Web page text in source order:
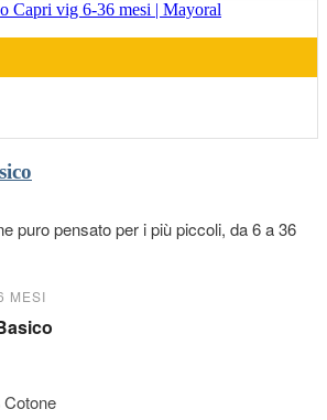
puro pensato per i più piccoli, da 6 a 36
MESI
Cotone